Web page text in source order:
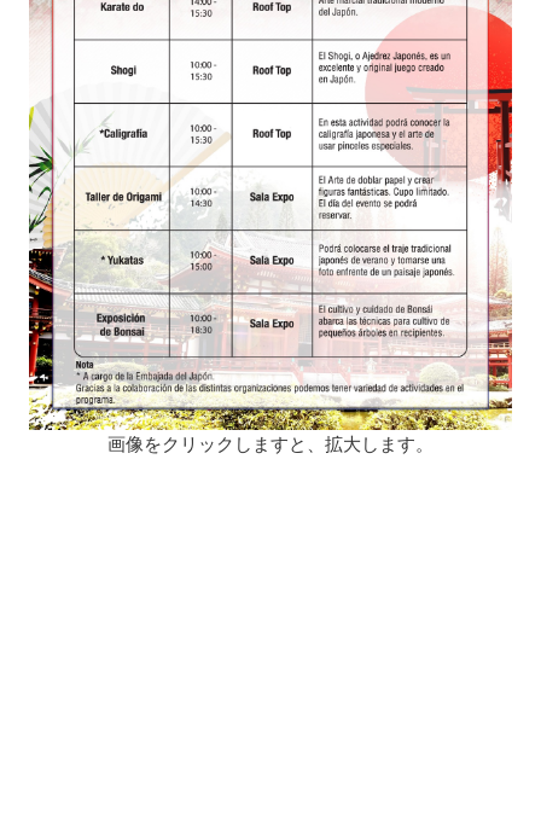
画像をクリックしますと、拡大します。